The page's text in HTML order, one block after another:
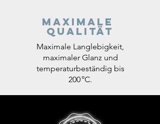
Maximale
Qualität
Maximale Langlebigkeit,
maximaler Glanz und
temperaturbeständig bis
200 °C.